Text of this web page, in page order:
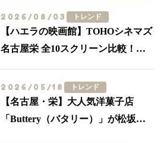
2026/08/03 トレンド
【ハエラの映画館】TOHOシネマズ
名古屋栄 全10スクリーン比較！
2026/05/18 トレンド
【名古屋・栄】大人気洋菓子店
「Buttery（バタリー）」が松坂屋